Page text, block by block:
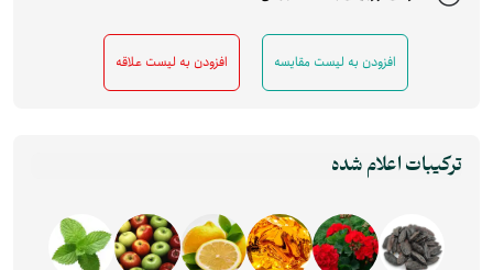
افزودن به لیست مقایسه افزودن به لیست علاقه
ترکیبات اعلام شده